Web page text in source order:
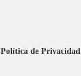
Política de Privacidad